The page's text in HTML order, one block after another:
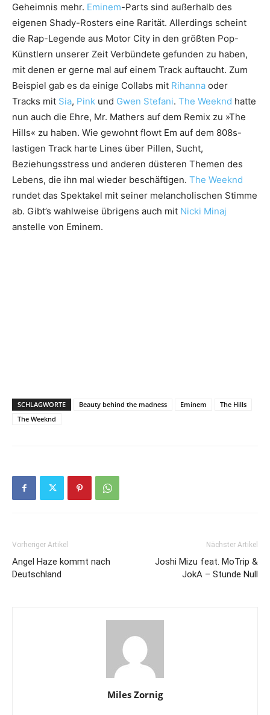
Geheimnis mehr. Eminem-Parts sind außerhalb des
eigenen Shady-Rosters eine Rarität. Allerdings scheint
die Rap-Legende aus Motor City in den größten Pop-
Künstlern unserer Zeit Verbündete gefunden zu haben,
mit denen er gerne mal auf einem Track auftaucht. Zum
Beispiel gab es da einige Collabs mit Rihanna oder
Tracks mit Sia, Pink und Gwen Stefani. The Weeknd hatte
nun auch die Ehre, Mr. Mathers auf dem Remix zu »The
Hills« zu haben. Wie gewohnt flowt Em auf dem 808s-
lastigen Track harte Lines über Pillen, Sucht,
Beziehungsstress und anderen düsteren Themen des
Lebens, die ihn mal wieder beschäftigen. The Weeknd
rundet das Spektakel mit seiner melancholischen Stimme
ab. Gibt’s wahlweise übrigens auch mit Nicki Minaj
anstelle von Eminem.
SCHLAGWORTE Beauty behind the madness Eminem
The Hills
The Weeknd
Vorheriger Artikel
Angel Haze kommt nach
Deutschland
Nächster Artikel
Joshi Mizu feat. MoTrip &
JokA – Stunde Null
Miles Zornig